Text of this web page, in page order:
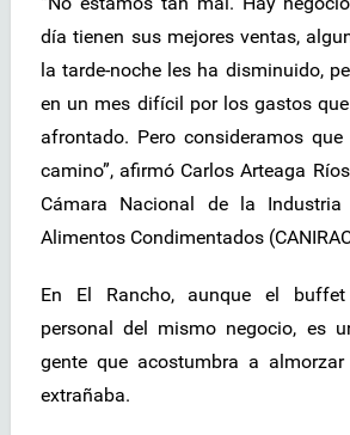
día tienen sus mejores ventas,
la tarde-noche les ha disminuido,
en un mes difícil por los gastos
afrontado. Pero consideramos
camino”, afirmó Carlos Arteaga
Cámara Nacional de la Industria
Alimentos Condimentados
En El Rancho, aunque el
personal del mismo negocio, es
gente que acostumbra a
extrañaba.